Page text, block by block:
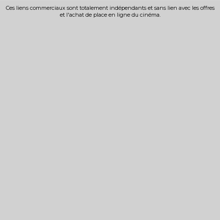
Ces liens commerciaux sont totalement indépendants et sans lien avec les offres
et l'achat de place en ligne du cinéma.